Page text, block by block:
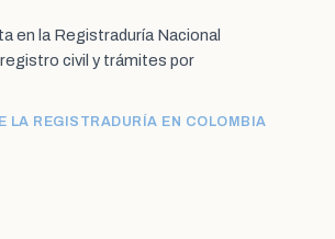
en la Registraduría Nacional
civil y trámites por
LA REGISTRADURÍA EN COLOMBIA